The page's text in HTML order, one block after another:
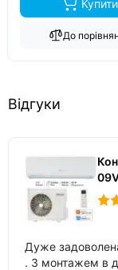
Купити
До
Відгуки
Дуже
. З монтажем в даній фірмі , встановлення зайняло